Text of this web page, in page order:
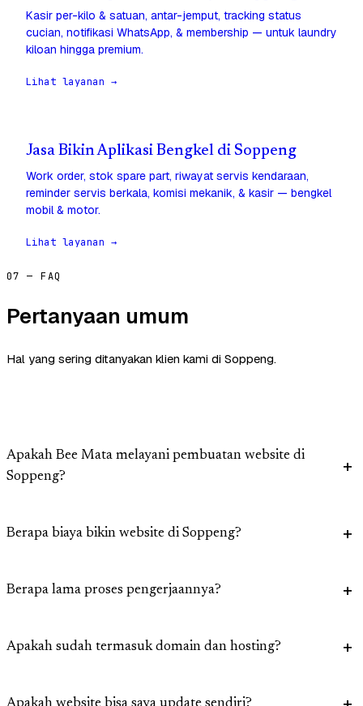
Kasir per-kilo & satuan, antar-jemput, tracking status
cucian, notifikasi WhatsApp, & membership — untuk laundry
kiloan hingga premium.
Lihat layanan →
Jasa Bikin Aplikasi Bengkel di Soppeng
Work order, stok spare part, riwayat servis kendaraan,
reminder servis berkala, komisi mekanik, & kasir — bengkel
mobil & motor.
Lihat layanan →
07 — FAQ
Pertanyaan umum
Hal yang sering ditanyakan klien kami di Soppeng.
Apakah Bee Mata melayani pembuatan website di
Soppeng?
Berapa biaya bikin website di Soppeng?
Berapa lama proses pengerjaannya?
Apakah sudah termasuk domain dan hosting?